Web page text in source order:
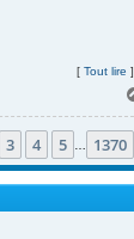
[ Tout lire ]
3 4 5 1370